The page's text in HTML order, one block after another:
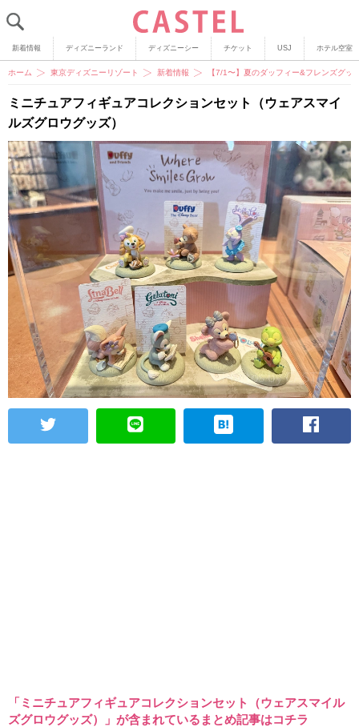
新着情報 ディズニーランド ディズニーシー チケット USJ ホテル空室
ホーム 東京ディズニーリゾート 新着情報 【7/1〜】夏のダッフィー&フレンズグ
ミニチュアフィギュアコレクションセット（ウェアスマイ
ルズグロウグッズ）
「ミニチュアフィギュアコレクションセット（ウェアスマイル
ズグロウグッズ）」が含まれているまとめ記事はコチラ